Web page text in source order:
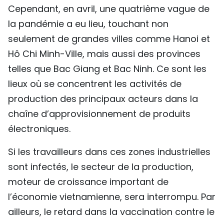
Cependant, en avril, une quatrième vague de
la pandémie a eu lieu, touchant non
seulement de grandes villes comme Hanoi et
Hô Chi Minh-Ville, mais aussi des provinces
telles que Bac Giang et Bac Ninh. Ce sont les
lieux où se concentrent les activités de
production des principaux acteurs dans la
chaîne d’approvisionnement de produits
électroniques.
Si les travailleurs dans ces zones industrielles
sont infectés, le secteur de la production,
moteur de croissance important de
l’économie vietnamienne, sera interrompu. Par
ailleurs, le retard dans la vaccination contre le